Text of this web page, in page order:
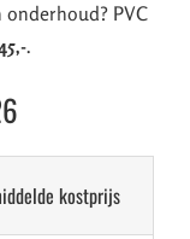
PVC
.
kostprijs